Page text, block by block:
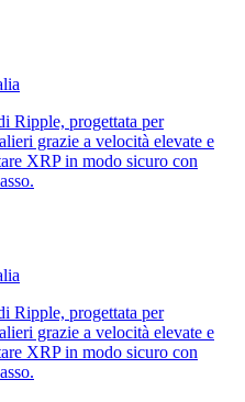
Ripple, progettata per
grazie a velocità elevate e
XRP in modo sicuro con
Ripple, progettata per
grazie a velocità elevate e
XRP in modo sicuro con